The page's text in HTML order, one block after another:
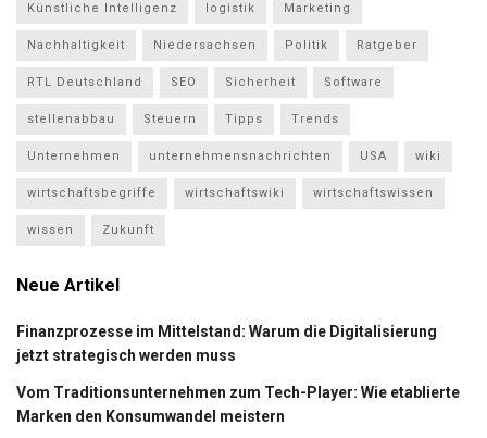
Künstliche Intelligenz logistik Marketing
Nachhaltigkeit Niedersachsen Politik Ratgeber
RTL Deutschland SEO Sicherheit Software
stellenabbau Steuern Tipps Trends
Unternehmen unternehmensnachrichten USA wiki
wirtschaftsbegriffe wirtschaftswiki wirtschaftswissen
wissen Zukunft
Neue Artikel
Finanzprozesse im Mittelstand: Warum die Digitalisierung
jetzt strategisch werden muss
Vom Traditionsunternehmen zum Tech-Player: Wie etablierte
Marken den Konsumwandel meistern